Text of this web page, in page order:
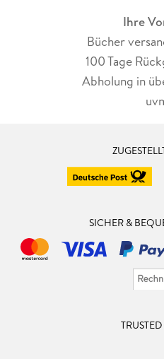
Ihre
Bücher
100 Tage
Abholung in
SICHER &